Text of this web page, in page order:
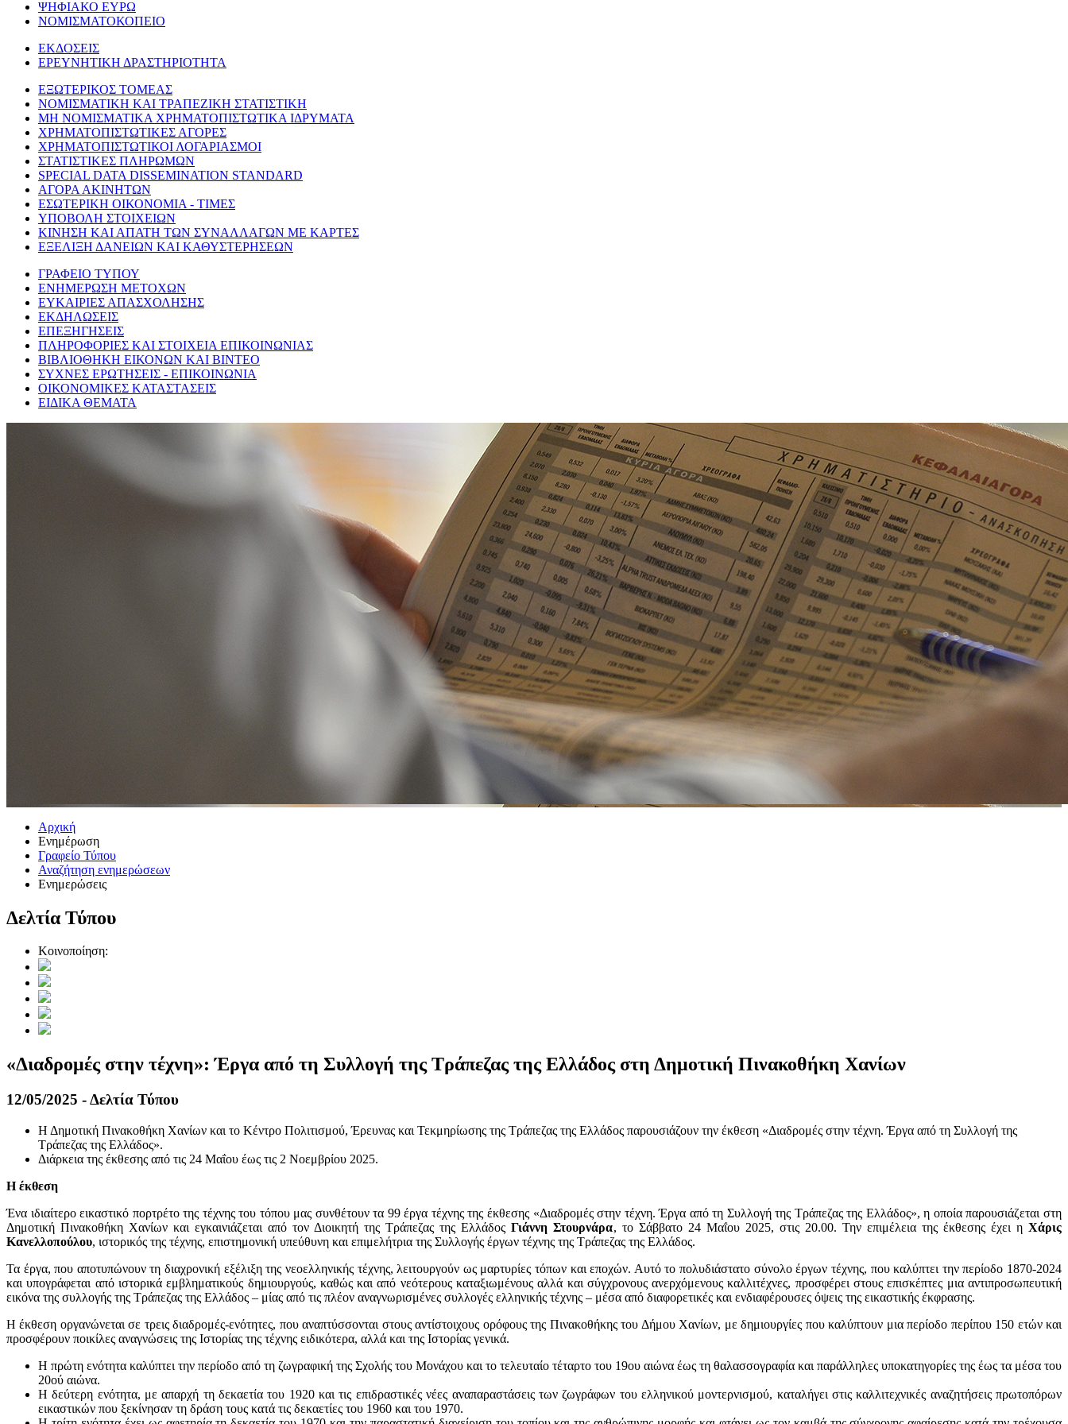
ΨΗΦΙΑΚΟ ΕΥΡΩ
ΝΟΜΙΣΜΑΤΟΚΟΠΕΙΟ
ΕΚΔΟΣΕΙΣ
ΕΡΕΥΝΗΤΙΚΗ ΔΡΑΣΤΗΡΙΟΤΗΤΑ
ΕΞΩΤΕΡΙΚΟΣ ΤΟΜΕΑΣ
ΝΟΜΙΣΜΑΤΙΚΗ ΚΑΙ ΤΡΑΠΕΖΙΚΗ ΣΤΑΤΙΣΤΙΚΗ
ΜΗ ΝΟΜΙΣΜΑΤΙΚΑ ΧΡΗΜΑΤΟΠΙΣΤΩΤΙΚΑ ΙΔΡΥΜΑΤΑ
ΧΡΗΜΑΤΟΠΙΣΤΩΤΙΚΕΣ ΑΓΟΡΕΣ
ΧΡΗΜΑΤΟΠΙΣΤΩΤΙΚΟΙ ΛΟΓΑΡΙΑΣΜΟΙ
ΣΤΑΤΙΣΤΙΚΕΣ ΠΛΗΡΩΜΩΝ
SPECIAL DATA DISSEMINATION STANDARD
ΑΓΟΡΑ ΑΚΙΝΗΤΩΝ
ΕΣΩΤΕΡΙΚΗ ΟΙΚΟΝΟΜΙΑ - ΤΙΜΕΣ
ΥΠΟΒΟΛΗ ΣΤΟΙΧΕΙΩΝ
ΚΙΝΗΣΗ ΚΑΙ ΑΠΑΤΗ ΤΩΝ ΣΥΝΑΛΛΑΓΩΝ ΜΕ ΚΑΡΤΕΣ
ΕΞΕΛΙΞΗ ΔΑΝΕΙΩΝ ΚΑΙ ΚΑΘΥΣΤΕΡΗΣΕΩΝ
ΓΡΑΦΕΙΟ ΤΥΠΟΥ
ΕΝΗΜΕΡΩΣΗ ΜΕΤΟΧΩΝ
ΕΥΚΑΙΡΙΕΣ ΑΠΑΣΧΟΛΗΣΗΣ
ΕΚΔΗΛΩΣΕΙΣ
ΕΠΕΞΗΓΗΣΕΙΣ
ΠΛΗΡΟΦΟΡΙΕΣ ΚΑΙ ΣΤΟΙΧΕΙΑ ΕΠΙΚΟΙΝΩΝΙΑΣ
ΒΙΒΛΙΟΘΗΚΗ ΕΙΚΟΝΩΝ ΚΑΙ ΒΙΝΤΕΟ
ΣΥΧΝΕΣ ΕΡΩΤΗΣΕΙΣ - ΕΠΙΚΟΙΝΩΝΙΑ
ΟΙΚΟΝΟΜΙΚΕΣ ΚΑΤΑΣΤΑΣΕΙΣ
ΕΙΔΙΚΑ ΘΕΜΑΤΑ
Αρχική
Ενημέρωση
Γραφείο Τύπου
Αναζήτηση ενημερώσεων
Ενημερώσεις
Δελτία Τύπου
Κοινοποίηση:
«Διαδρομές στην τέχνη»: Έργα από τη Συλλογή της Τράπεζας της Ελλάδος στη Δημοτική Πινακοθήκη Χανίων
12/05/2025 - Δελτία Τύπου
Η Δημοτική Πινακοθήκη Χανίων και το Κέντρο Πολιτισμού, Έρευνας και Τεκμηρίωσης της Τράπεζας της Ελλάδος παρουσιάζουν την έκθεση «Διαδρομές στην τέχνη. Έργα από τη Συλλογή της
Τράπεζας της Ελλάδος».
Διάρκεια της έκθεσης από τις 24 Μαΐου έως τις 2 Νοεμβρίου 2025.
Η έκθεση
Ένα ιδιαίτερο εικαστικό πορτρέτο της τέχνης του τόπου μας συνθέτουν τα 99 έργα τέχνης της έκθεσης «Διαδρομές στην τέχνη. Έργα από τη Συλλογή της Τράπεζας της Ελλάδος», η οποία παρουσιάζεται στη
Δημοτική Πινακοθήκη Χανίων και εγκαινιάζεται από τον Διοικητή της Τράπεζας της ΕλλάδοςΓιάννη Στουρνάρα, το Σάββατο 24 Μαΐου 2025, στις 20.00. Την επιμέλεια της έκθεσης έχει ηΧάρις
Κανελλοπούλου, ιστορικός της τέχνης, επιστημονική υπεύθυνη και επιμελήτρια της Συλλογής έργων τέχνης της Τράπεζας της Ελλάδος.
Τα έργα, που αποτυπώνουν τη διαχρονική εξέλιξη της νεοελληνικής τέχνης, λειτουργούν ως μαρτυρίες τόπων και εποχών. Αυτό το πολυδιάστατο σύνολο έργων τέχνης, που καλύπτει την περίοδο 1870-2024
και υπογράφεται από ιστορικά εμβληματικούς δημιουργούς, καθώς και από νεότερους καταξιωμένους αλλά και σύγχρονους ανερχόμενους καλλιτέχνες, προσφέρει στους επισκέπτες μια αντιπροσωπευτική
εικόνα της συλλογής της Τράπεζας της Ελλάδος – μίας από τις πλέον αναγνωρισμένες συλλογές ελληνικής τέχνης – μέσα από διαφορετικές και ενδιαφέρουσες όψεις της εικαστικής έκφρασης.
Η έκθεση οργανώνεται σε τρεις διαδρομές-ενότητες, που αναπτύσσονται στους αντίστοιχους ορόφους της Πινακοθήκης του Δήμου Χανίων, με δημιουργίες που καλύπτουν μια περίοδο περίπου 150 ετών και
προσφέρουν ποικίλες αναγνώσεις της Ιστορίας της τέχνης ειδικότερα, αλλά και της Ιστορίας γενικά.
Η πρώτη ενότητα καλύπτει την περίοδο από τη ζωγραφική της Σχολής του Μονάχου και το τελευταίο τέταρτο του 19ου αιώνα έως τη θαλασσογραφία και παράλληλες υποκατηγορίες της έως τα μέσα του
20ού αιώνα.
Η δεύτερη ενότητα, με απαρχή τη δεκαετία του 1920 και τις επιδραστικές νέες αναπαραστάσεις των ζωγράφων του ελληνικού μοντερνισμού, καταλήγει στις καλλιτεχνικές αναζητήσεις πρωτοπόρων
εικαστικών που ξεκίνησαν τη δράση τους κατά τις δεκαετίες του 1960 και του 1970.